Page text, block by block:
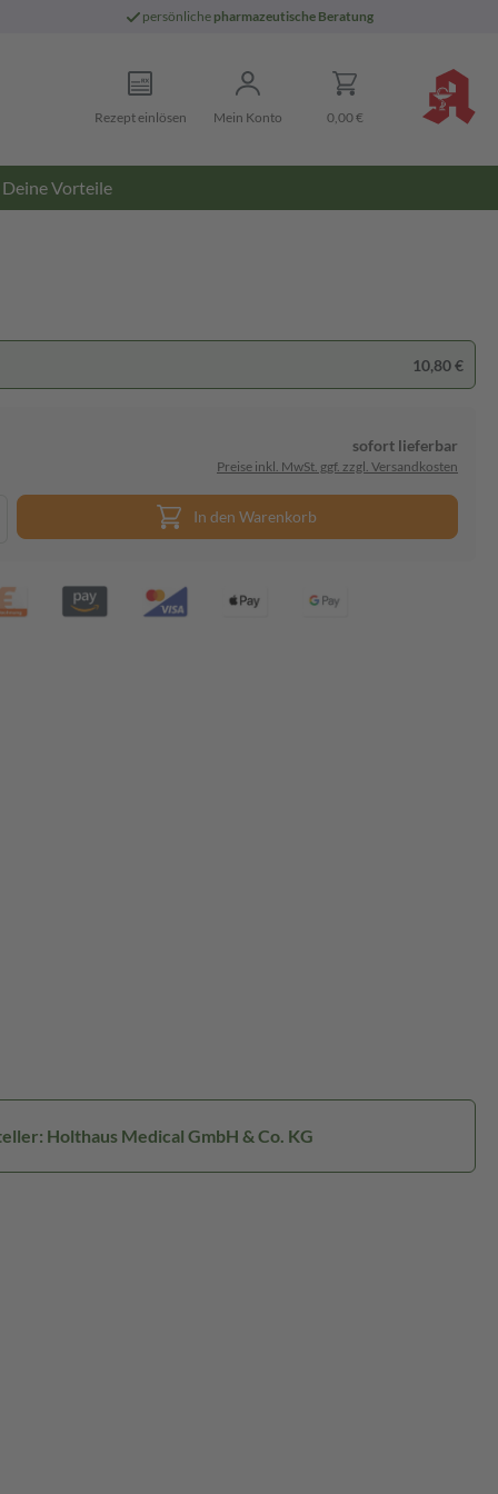
persönliche pharmazeutische Beratung
Rezept einlösen Mein Konto 0,00 €
Deine Vorteile
10,80 €
sofort lieferbar
Preise inkl. MwSt. ggf. zzgl. Versandkosten
In den Warenkorb
Holthaus Medical GmbH & Co. KG